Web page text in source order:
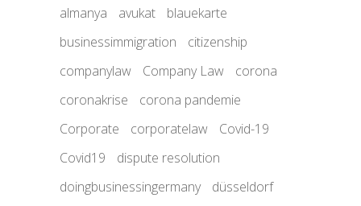
almanya avukat
blauekarte
businessimmigration
citizenship
companylaw
Company Law
corona
coronakrise
corona pandemie
Corporate
corporatelaw
Covid-19
Covid19
dispute resolution
doingbusinessingermany
düsseldorf